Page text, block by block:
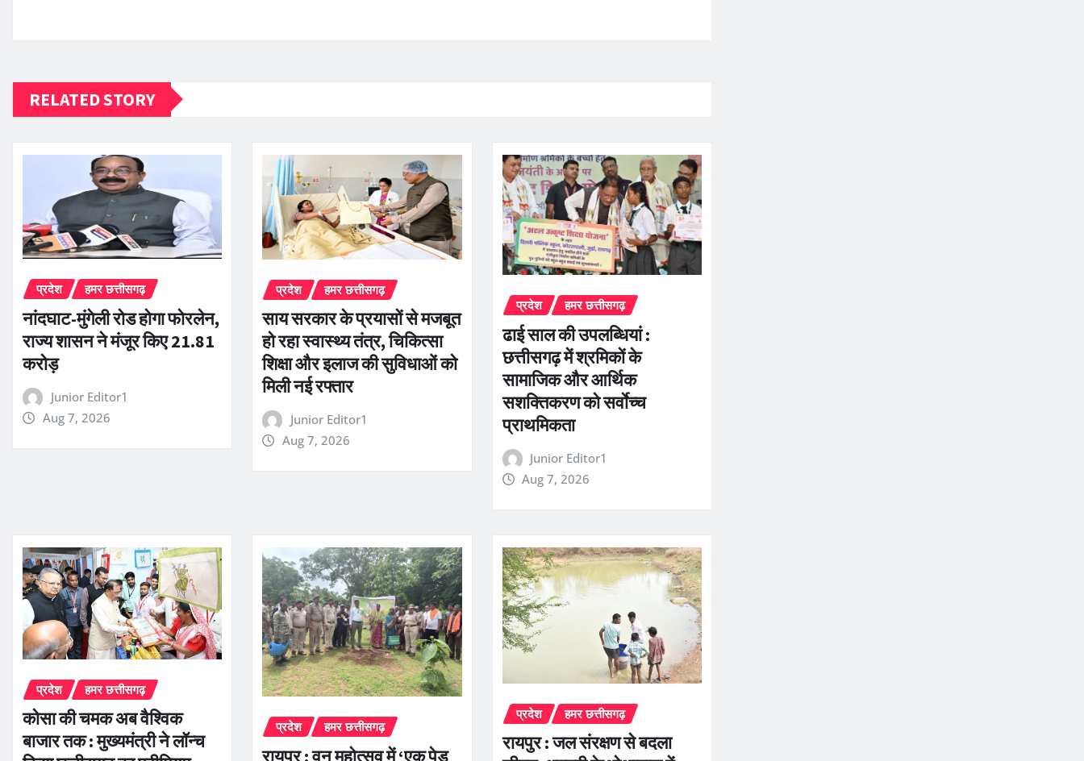
RELATED STORY
प्रदेश हमर छत्तीसगढ़
नांदघाट-मुंगेली रोड होगा फोरलेन,
राज्य शासन ने मंजूर किए 21.81
करोड़
Junior Editor1
Aug 7, 2026
प्रदेश हमर छत्तीसगढ़
साय सरकार के प्रयासों से मजबूत
हो रहा स्वास्थ्य तंत्र, चिकित्सा
शिक्षा और इलाज की सुविधाओं को
मिली नई रफ्तार
Junior Editor1
Aug 7, 2026
प्रदेश हमर छत्तीसगढ़
ढाई साल की उपलब्धियां :
छत्तीसगढ़ में श्रमिकों के
सामाजिक और आर्थिक
सशक्तिकरण को सर्वाेच्च
प्राथमिकता
Junior Editor1
Aug 7, 2026
प्रदेश हमर छत्तीसगढ़
कोसा की चमक अब वैश्विक
बाजार तक : मुख्यमंत्री ने लॉन्च
प्रदेश हमर छत्तीसगढ़
रायपुर : वन महोत्सव में ‘एक पेड़
प्रदेश हमर छत्तीसगढ़
रायपुर : जल संरक्षण से बदला